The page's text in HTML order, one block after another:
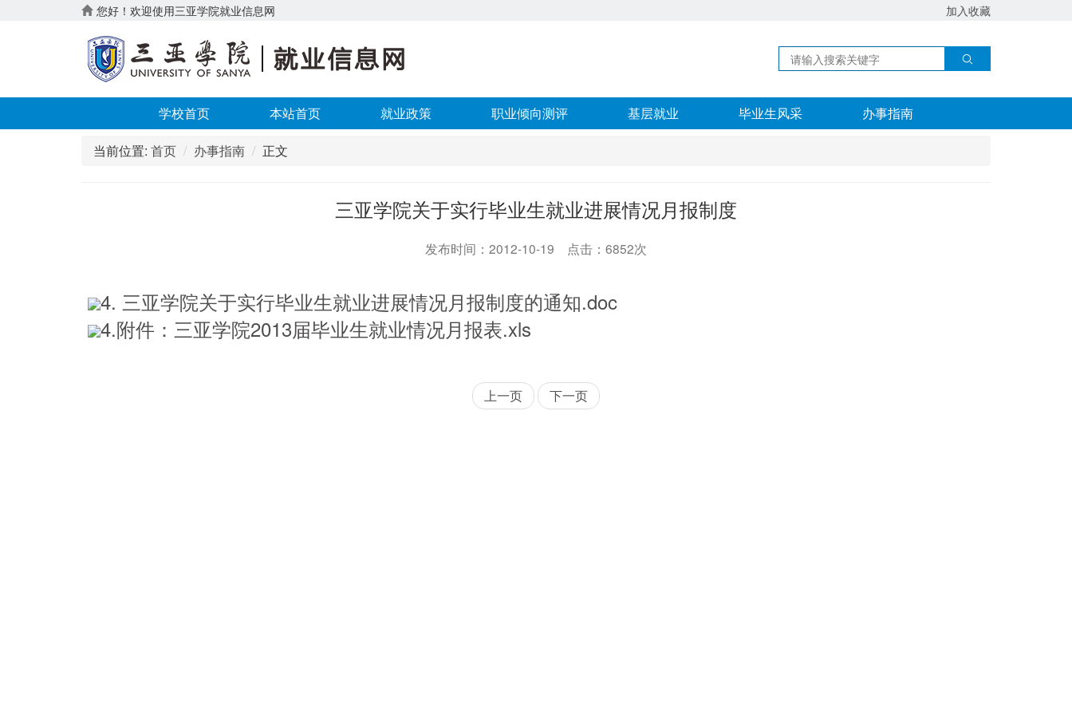
您好！欢迎使用三亚学院就业信息网 加入收藏
学校首页 本站首页 就业政策 职业倾向测评 基层就业 毕业生风采 办事指南
当前位置: 首页 办事指南 正文
三亚学院关于实行毕业生就业进展情况月报制度
发布时间：2012-10-19 点击：6852次
4. 三亚学院关于实行毕业生就业进展情况月报制度的通知.doc
4.附件：三亚学院2013届毕业生就业情况月报表.xls
上一页 下一页